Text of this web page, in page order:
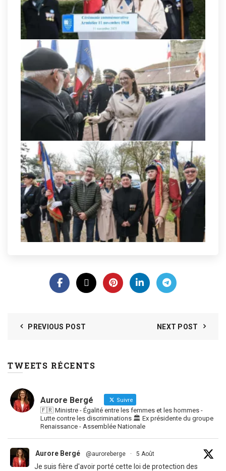
PREVIOUS POST NEXT POST
TWEETS RÉCENTS
Aurore Bergé Suivre
🇫🇷 Ministre - Égalité entre les femmes et les hommes -
Lutte contre les discriminations 🏛 Ex présidente du groupe
Renaissance - Assemblée Nationale
Aurore Bergé @auroreberge · 5 Août
Je suis fière d'avoir porté cette loi de protection des